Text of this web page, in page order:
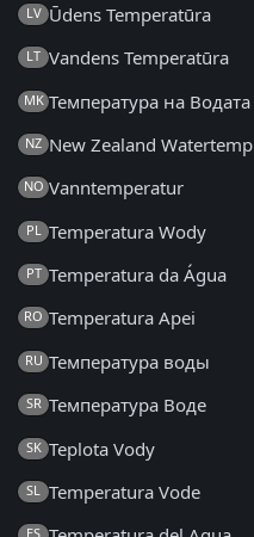
LV Ūdens Temperatūra
LT Vandens Temperatūra
MK Температура на Водата
NZ New Zealand Watertemp
NO Vanntemperatur
PL Temperatura Wody
PT Temperatura da Água
RO Temperatura Apei
RU Температура воды
SR Температура Воде
SK Teplota Vody
SL Temperatura Vode
ES